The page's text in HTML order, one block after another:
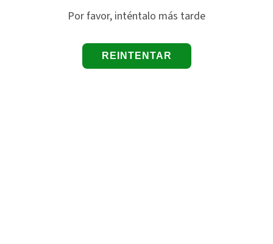
Por favor, inténtalo más tarde
REINTENTAR